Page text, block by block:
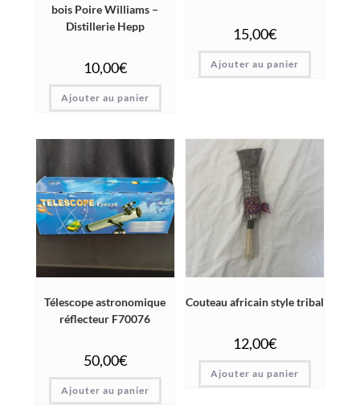
bois Poire Williams –
Distillerie Hepp
10,00€
Ajouter au panier
15,00€
Ajouter au panier
Télescope astronomique
réflecteur F70076
50,00€
Ajouter au panier
Couteau africain style tribal
12,00€
Ajouter au panier